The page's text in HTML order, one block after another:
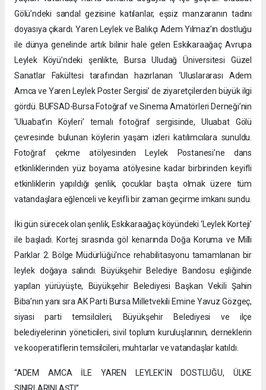
Gölü’ndeki sandal gezisine katılanlar, eşsiz manzaranın tadını
doyasıya çıkardı. Yaren Leylek ve Balıkçı Adem Yılmaz’ın dostluğu
ile dünya genelinde artık bilinir hale gelen Eskikaraağaç Avrupa
Leylek Köyü’ndeki şenlikte, Bursa Uludağ Üniversitesi Güzel
Sanatlar Fakültesi tarafından hazırlanan ‘Uluslararası Adem
Amca ve Yaren Leylek Poster Sergisi’ de ziyaretçilerden büyük ilgi
gördü. BUFSAD-Bursa Fotoğraf ve Sinema Amatörleri Derneği’nin
‘Uluabat’ın Köyleri’ temalı fotoğraf sergisinde, Uluabat Gölü
çevresinde bulunan köylerin yaşam izleri katılımcılara sunuldu.
Fotoğraf çekme atölyesinden Leylek Postanesi’ne dans
etkinliklerinden yüz boyama atölyesine kadar birbirinden keyifli
etkinliklerin yapıldığı şenlik, çocuklar başta olmak üzere tüm
vatandaşlara eğlenceli ve keyifli bir zaman geçirme imkanı sundu.
İki gün sürecek olan şenlik, Eskikaraağaç köyündeki ‘Leylek Korteji’
ile başladı. Kortej sırasında göl kenarında Doğa Koruma ve Milli
Parklar 2. Bölge Müdürlüğü'nce rehabilitasyonu tamamlanan bir
leylek doğaya salındı. Büyükşehir Belediye Bandosu eşliğinde
yapılan yürüyüşte, Büyükşehir Belediyesi Başkan Vekili Şahin
Biba’nın yanı sıra AK Parti Bursa Milletvekili Emine Yavuz Gözgeç,
siyasi parti temsilcileri, Büyükşehir Belediyesi ve ilçe
belediyelerinin yöneticileri, sivil toplum kuruluşlarının, derneklerin
ve kooperatiflerin temsilcileri, muhtarlar ve vatandaşlar katıldı.
“ADEM AMCA İLE YAREN LEYLEK’İN DOSTLUĞU, ÜLKE